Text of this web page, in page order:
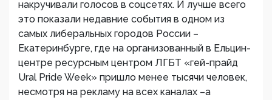
накручивали голосов в соцсетях. И лучше всего
это показали недавние события в одном из
самых либеральных городов России –
Екатеринбурге, где на организованный в Ельцин-
центре ресурсным центром ЛГБТ «гей-прайд
Ural Pride Week» пришло менее тысячи человек,
несмотря на рекламу на всех каналах –а